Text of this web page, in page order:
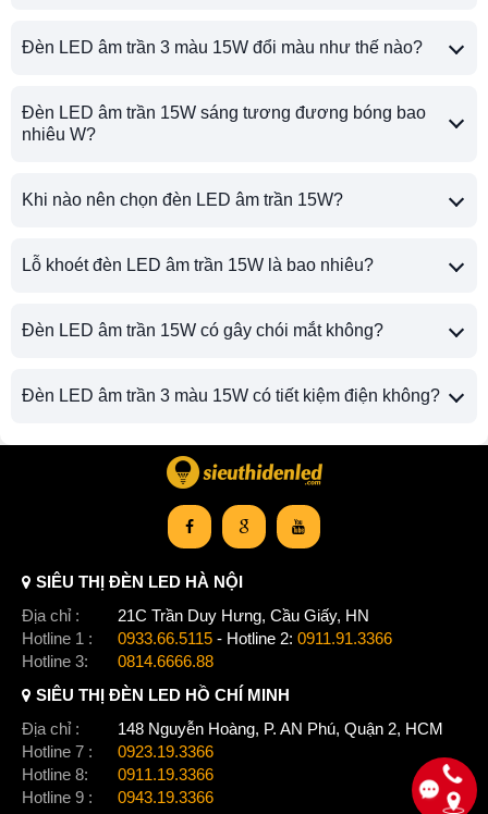
Đèn LED âm trần 3 màu 15W đổi màu như thế nào?
Đèn LED âm trần 15W sáng tương đương bóng bao
nhiêu W?
Khi nào nên chọn đèn LED âm trần 15W?
Lỗ khoét đèn LED âm trần 15W là bao nhiêu?
Đèn LED âm trần 15W có gây chói mắt không?
Đèn LED âm trần 3 màu 15W có tiết kiệm điện không?
SIÊU THỊ ĐÈN LED HÀ NỘI
Địa chỉ :
21C Trần Duy Hưng, Cầu Giấy, HN
Hotline 1 :
0933.66.5115 - Hotline 2: 0911.91.3366
Hotline 3:
0814.6666.88
SIÊU THỊ ĐÈN LED HỒ CHÍ MINH
Địa chỉ :
148 Nguyễn Hoàng, P. AN Phú, Quận 2, HCM
Hotline 7 :
0923.19.3366
Hotline 8:
0911.19.3366
Hotline 9 :
0943.19.3366